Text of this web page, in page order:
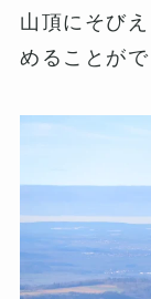
山頂にそび
めることがで